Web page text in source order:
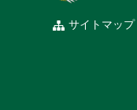
サイトマップ